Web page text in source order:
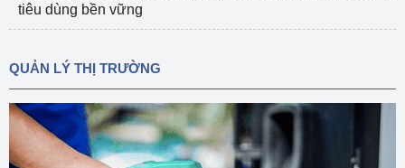
tiêu dùng bền vững
QUẢN LÝ THỊ TRƯỜNG